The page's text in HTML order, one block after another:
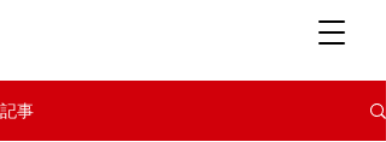
記事